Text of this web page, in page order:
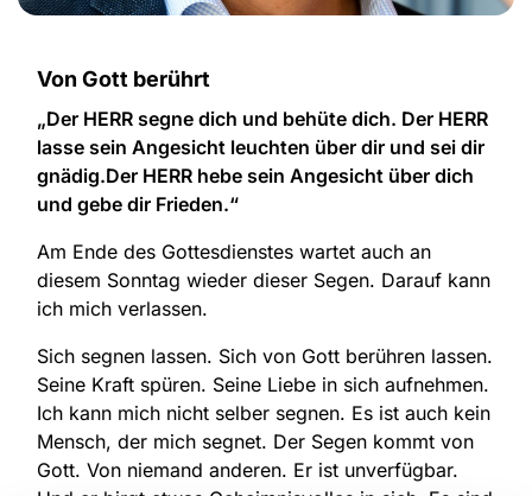
Von Gott berührt
„Der HERR segne dich und behüte dich. Der HERR
lasse sein Angesicht leuchten über dir und sei dir
gnädig.Der HERR hebe sein Angesicht über dich
und gebe dir Frieden.“
Am Ende des Gottesdienstes wartet auch an
diesem Sonntag wieder dieser Segen. Darauf kann
ich mich verlassen.
Sich segnen lassen. Sich von Gott berühren lassen.
Seine Kraft spüren. Seine Liebe in sich aufnehmen.
Ich kann mich nicht selber segnen. Es ist auch kein
Mensch, der mich segnet. Der Segen kommt von
Gott. Von niemand anderen. Er ist unverfügbar.